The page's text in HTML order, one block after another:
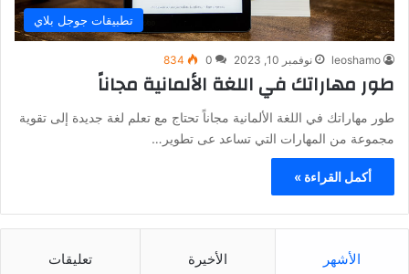
تطبيقات جوجل بلاي
leoshamo نوفمبر 10, 2023 0
834
طور مهاراتك في اللغة الألمانية مجاناً
طور مهاراتك في اللغة الألمانية مجاناً تحتاج مع تعلم لغة جديدة إلى تقوية
مجموعة من المهارات التي تساعد عى تطوير…
أكمل القراءة »
الأشهر الأخيرة تعليقات